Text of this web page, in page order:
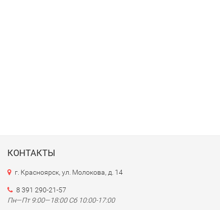
КОНТАКТЫ
г. Красноярск, ул. Молокова, д. 14
8 391 290-21-57
Пн—Пт 9:00—18:00 Сб 10:00-17:00